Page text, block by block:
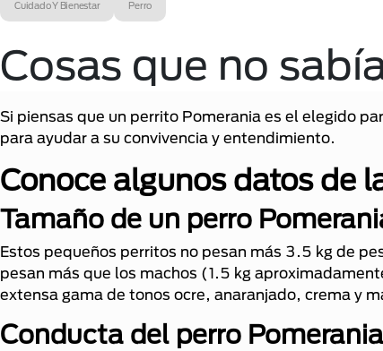
Cuidado Y Bienestar Perro
Cosas que no
Si piensas que un perrito Pomerania es el elegido
para ayudar a su convivencia y entendimiento.
Conoce algunos datos de
Tamaño de un perro
Estos pequeños perritos no pesan más 3.5 kg de
pesan más que los machos (1.5 kg
extensa gama de tonos ocre, anaranjado, crema y
Conducta del perro Pomerania